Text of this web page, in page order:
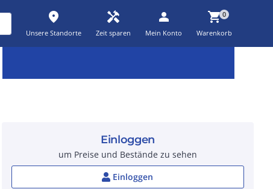
place
Unsere Standorte
handyman
Zeit sparen
person
Mein Konto
shopping_cart0
Warenkorb
Einloggen
um Preise und Bestände zu sehen
Einloggen